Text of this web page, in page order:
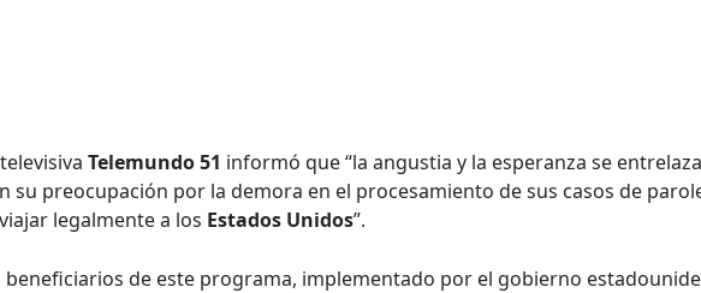
Telemundo 51 informó que “la angustia y la esperanza se
su preocupación por la demora en el procesamiento de sus casos de
legalmente a los Estados Unidos”.
beneficiarios de este programa, implementado por el gobierno